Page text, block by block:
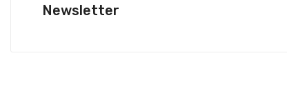
Newsletter